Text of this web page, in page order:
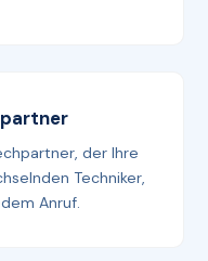
der Ihre
Techniker,
Anruf.